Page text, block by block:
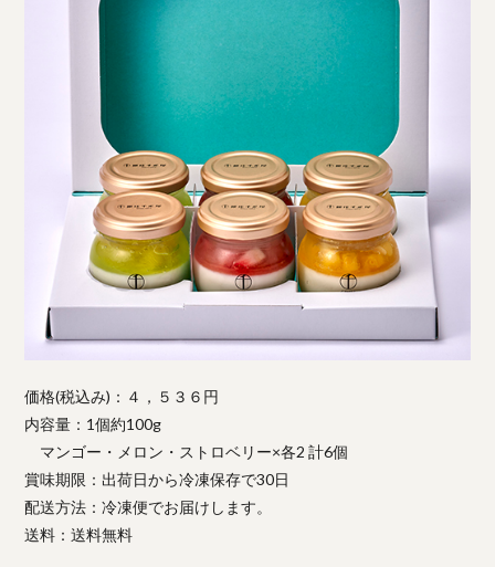
価格(税込み)：４，５３６円
内容量：1個約100g
マンゴー・メロン・ストロベリー×各2 計6個
賞味期限：出荷日から冷凍保存で30日
配送方法：冷凍便でお届けします。
送料：送料無料